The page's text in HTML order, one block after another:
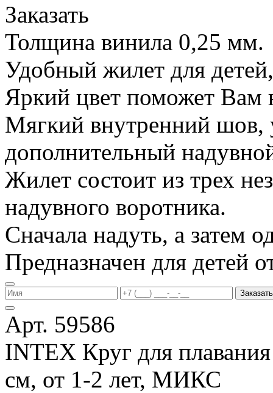
Заказать
Толщина винила 0,25 мм.
Удобный жилет для
Яркий цвет поможет Вам
Мягкий внутренний шов,
дополнительный
Жилет состоит из трех
надувного воротника.
Сначала надуть, а затем
Предназначен для детей
Заказать
Арт. 59586
INTEX Круг для
см, от 1-2 лет, МИКС